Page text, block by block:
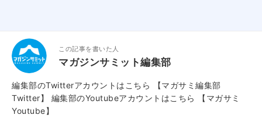
この記事を書いた人
マガジンサミット編集部
編集部のTwitterアカウントはこちら
【マガサミ編集部
Twitter】
編集部のYoutubeアカウントはこちら
【マガサミ
Youtube】